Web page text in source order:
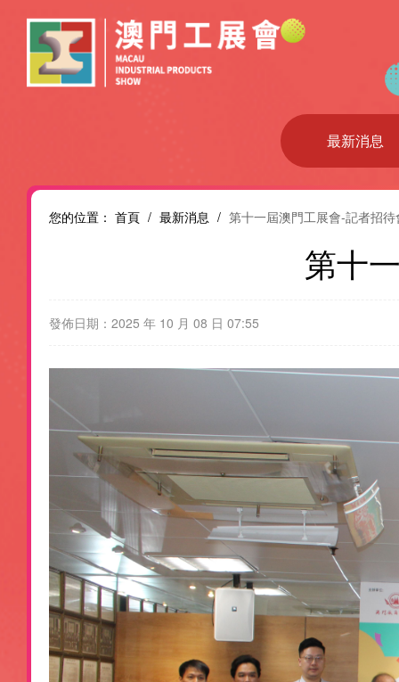
最新消息
您的位置： 首頁 / 最新消息 / 第十一屆澳門工展會-記者招待
第十
發佈日期：2025 年 10 月 08 日 07:55